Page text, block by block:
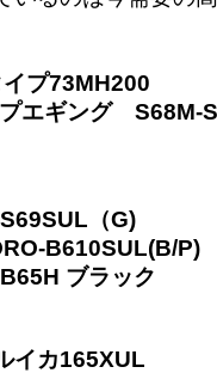
プ73MH200
エギング S68M-S
（G)
B610SUL(B/P)
ブラック
イカ165XUL